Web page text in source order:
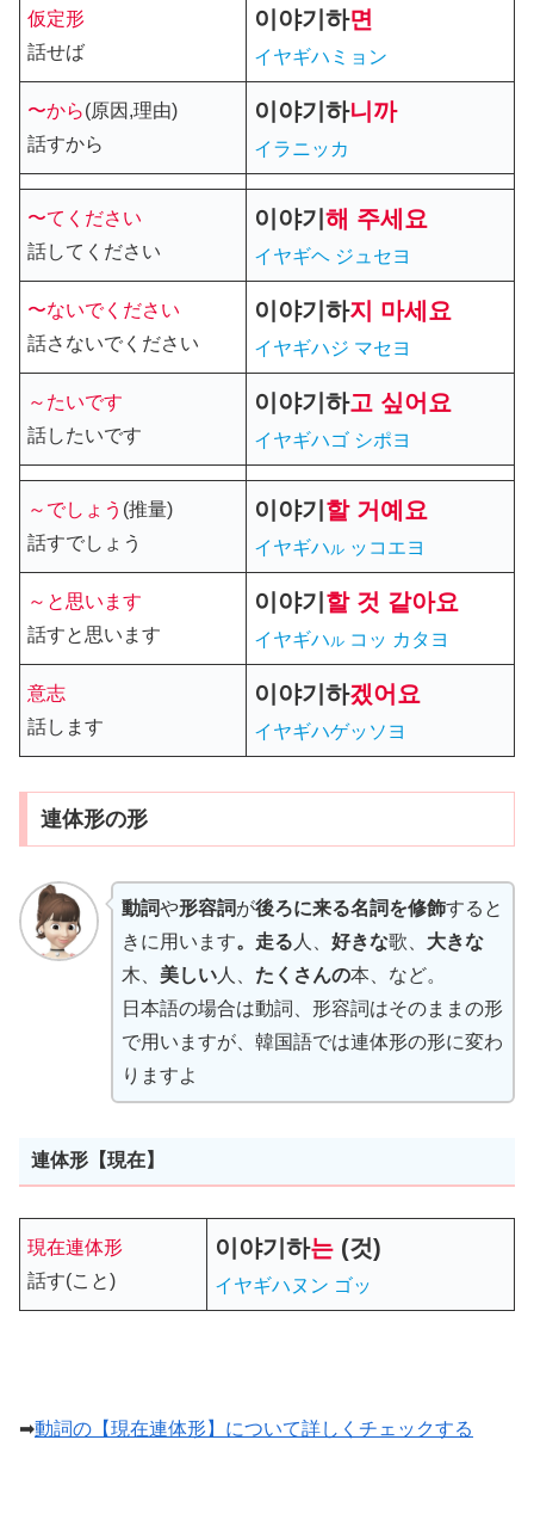
仮定形
話せば
이야기하면
イヤギハミョン
〜から(原因,理由)
話すから
이야기하니까
イラニッカ
〜てください
話してください
이야기해 주세요
イヤギヘ ジュセヨ
〜ないでください
話さないでください
이야기하지 마세요
イヤギハジ マセヨ
～たいです
話したいです
이야기하고 싶어요
イヤギハゴ シポヨ
～でしょう (推量)
話すでしょう
이야기 할거예요
イヤギハル ッコエヨ
～と思います
話すと思います
이야기 할것 같아요
イヤギハル コッ カタヨ
意志
話します
이야기하겠어요
イヤギハゲッソヨ
連体形の形
動詞や形容詞が後ろに来る名詞を修飾すると
きに用います。走る 人、 好きな歌、 大きな
木、 美しい人、 たくさんの本、など。
日本語の場合は動詞、形容詞はそのままの形
で用いますが、韓国語では連体形の形に変わ
りますよ
連体形【現在】
現在連体形
話す(こと)
이야기하는 (것)
イヤギハヌン ゴッ
➡動詞の【現在連体形】について詳しくチェックする